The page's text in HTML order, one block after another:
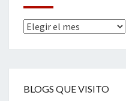
Archivos
BLOGS QUE VISITO